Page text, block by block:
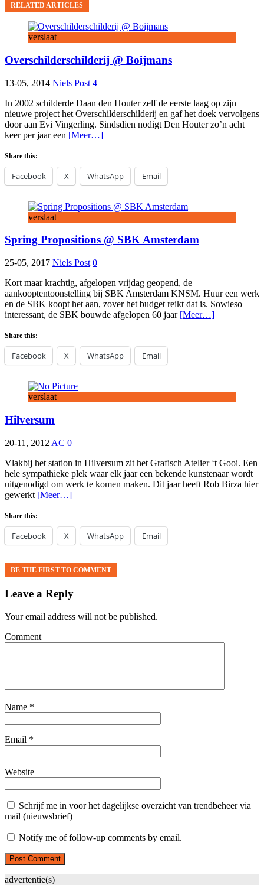
RELATED ARTICLES
verslaat
Overschilderschilderij @ Boijmans
13-05, 2014 Niels Post 4
In 2002 schilderde Daan den Houter zelf de eerste laag op zijn
nieuwe project het Overschilderschilderij en gaf het doek vervolgens
door aan Evi Vingerling. Sindsdien nodigt Den Houter zo’n acht
keer per jaar een [Meer…]
Share this:
Facebook X WhatsApp Email
verslaat
Spring Propositions @ SBK Amsterdam
25-05, 2017 Niels Post 0
Kort maar krachtig, afgelopen vrijdag geopend, de
aankooptentoonstelling bij SBK Amsterdam KNSM. Huur een werk
en de SBK koopt het aan, zover het budget reikt dat is. Sowieso
interessant, de SBK bouwde afgelopen 60 jaar [Meer…]
Share this:
Facebook X WhatsApp Email
verslaat
Hilversum
20-11, 2012 AC 0
Vlakbij het station in Hilversum zit het Grafisch Atelier ‘t Gooi. Een
hele sympathieke plek waar elk jaar een bekende kunstenaar wordt
uitgenodigd om werk te komen maken. Dit jaar heeft Rob Birza hier
gewerkt [Meer…]
Share this:
Facebook X WhatsApp Email
BE THE FIRST TO COMMENT
Leave a Reply
Your email address will not be published.
Comment
Name *
Email *
Website
Schrijf me in voor het dagelijkse overzicht van trendbeheer via
mail (nieuwsbrief)
Notify me of follow-up comments by email.
advertentie(s)